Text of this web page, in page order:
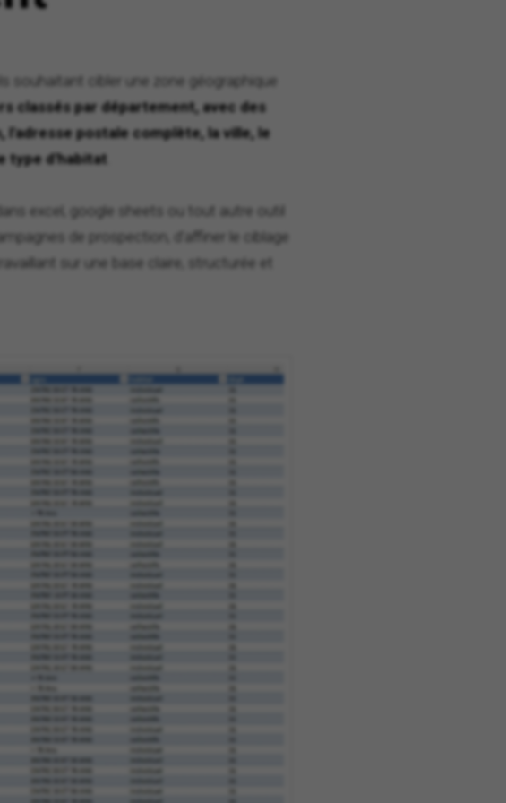
souhaitant cibler une zone géographique
classés par département, avec des
postale complète, la ville, le
type d'habitat
excel, google sheets ou tout autre outil
de prospection, d'affiner le ciblage
sur une base claire, structurée et